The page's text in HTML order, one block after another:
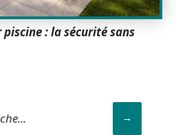
: la sécurité sans